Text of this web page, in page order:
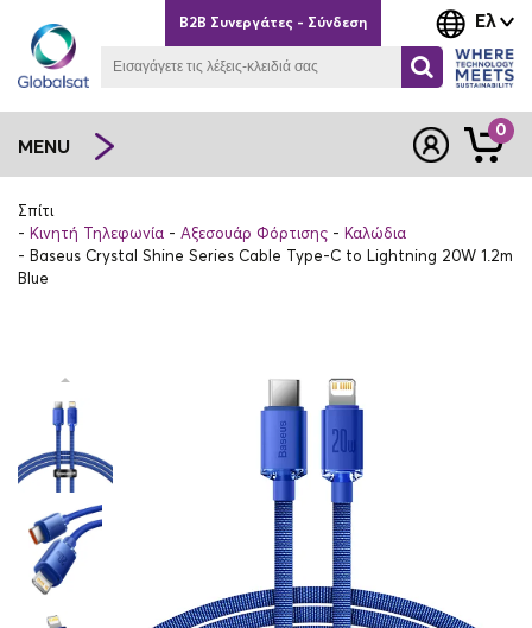
Ελ
B2B Συνεργάτες - Σύνδεση
MENU
0
Σπίτι
Κινητή Τηλεφωνία
Αξεσουάρ Φόρτισης
Καλώδια
Baseus Crystal Shine Series Cable Type-C to Lightning 20W 1.2m
Blue